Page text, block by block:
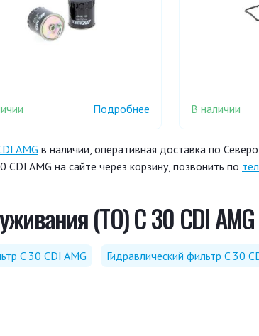
Подробнее В наличии
AMG в наличии, оперативная доставка по
CDI AMG на сайте через корзину, позвонить по
(ТО) C 30 CDI AMG
C 30 CDI AMG Гидравлический фильтр C 30